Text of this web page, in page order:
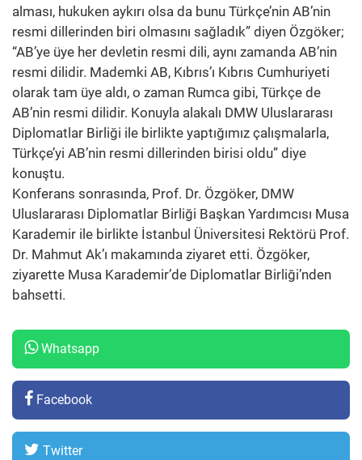
alması, hukuken aykırı olsa da bunu Türkçe’nin AB’nin
resmi dillerinden biri olmasını sağladık” diyen Özgöker;
“AB’ye üye her devletin resmi dili, aynı zamanda AB’nin
resmi dilidir. Mademki AB, Kıbrıs’ı Kıbrıs Cumhuriyeti
olarak tam üye aldı, o zaman Rumca gibi, Türkçe de
AB’nin resmi dilidir. Konuyla alakalı DMW Uluslararası
Diplomatlar Birliği ile birlikte yaptığımız çalışmalarla,
Türkçe’yi AB’nin resmi dillerinden birisi oldu” diye
konuştu.
Konferans sonrasında, Prof. Dr. Özgöker, DMW
Uluslararası Diplomatlar Birliği Başkan Yardımcısı Musa
Karademir ile birlikte İstanbul Üniversitesi Rektörü Prof.
Dr. Mahmut Ak’ı makamında ziyaret etti. Özgöker,
ziyarette Musa Karademir’de Diplomatlar Birliği’nden
bahsetti.
Whatsapp
Facebook
Twitter